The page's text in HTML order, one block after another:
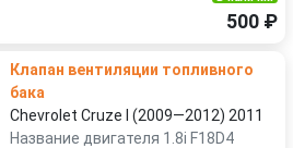
500 ₽
Клапан вентиляции топливного
бака
Chevrolet Cruze I (2009—2012) 2011
Название двигателя 1.8i F18D4